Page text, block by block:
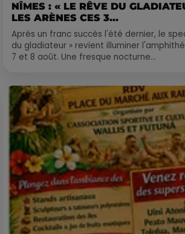
NÎMES : « LE RÊVE DU
LES ARÈNES CES 3...
Après un franc succès l'été dernier, le
du gladiateur » revient illuminer
7 et 8 août. Une fresque nocturne...